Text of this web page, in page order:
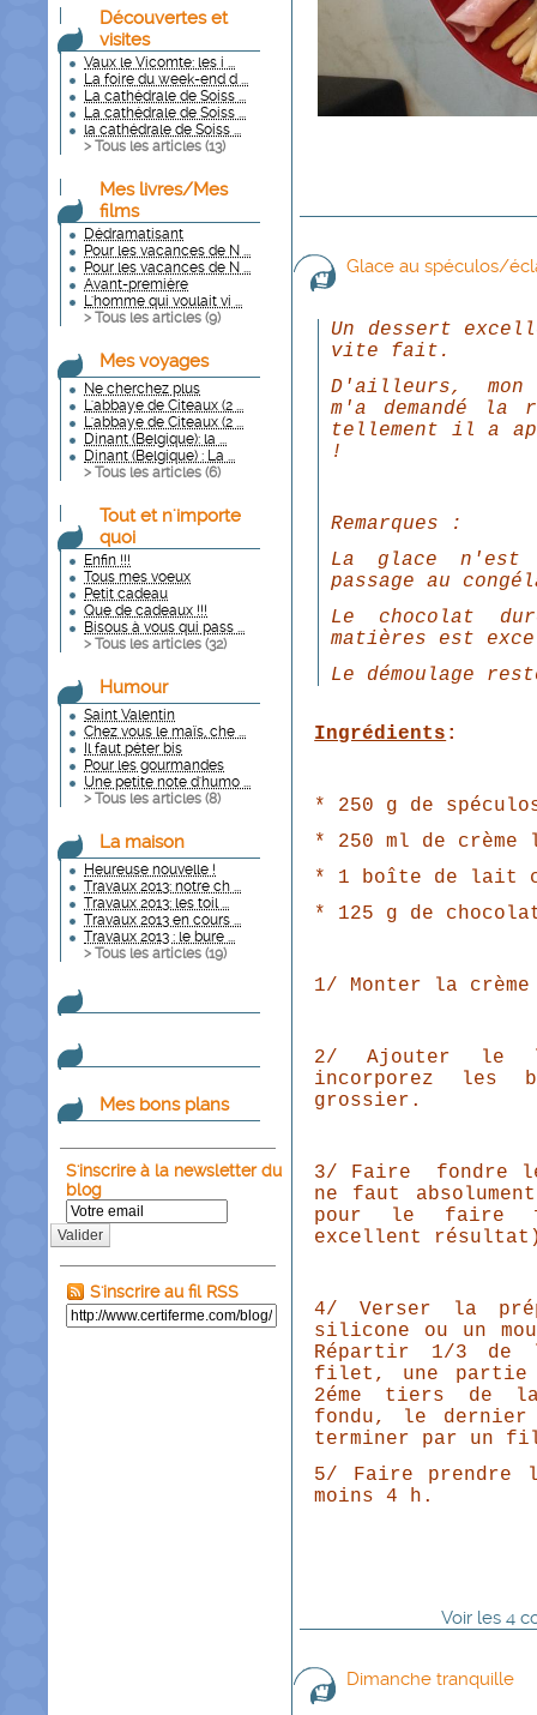
Découvertes et
visites
Vaux le Vicomte: les i ...
La foire du week-end d ...
La cathédrale de Soiss ...
La cathédrale de Soiss ...
la cathédrale de Soiss ...
> Tous les articles (13)
Mes livres/Mes
films
Dédramatisant
Pour les vacances de N ...
Pour les vacances de N ...
Avant-première
L'homme qui voulait vi ...
> Tous les articles (9)
Mes voyages
Ne cherchez plus
L'abbaye de Citeaux (2 ...
L'abbaye de Citeaux (2 ...
Dinant (Belgique): la ...
Dinant (Belgique) : La ...
> Tous les articles (6)
Tout et n'importe
quoi
Enfin !!!
Tous mes voeux
Petit cadeau
Que de cadeaux !!!
Bisous à vous qui pass ...
> Tous les articles (32)
Humour
Saint Valentin
Chez vous le maïs, che ...
Il faut péter bis
Pour les gourmandes
Une petite note d'humo ...
> Tous les articles (8)
La maison
Heureuse nouvelle !
Travaux 2013: notre ch ...
Travaux 2013: les toil ...
Travaux 2013 en cours ...
Travaux 2013 : le bure ...
> Tous les articles (19)
Mes bons plans
S'inscrire à la newsletter du
blog
Valider
S'inscrire au fil RSS
Glace au spéculos/
Un dessert
vite fait.
D'ailleurs,
m'a demandé la
tellement il a
!
Remarques :
La glace n'est
passage au
Le chocolat
matières est
Le démoulage
Ingrédients :
* 250 g de
* 250 ml de
* 1 boîte de lait
* 125 g de
1/ Monter la
2/ Ajouter le
incorporez les
grossier.
3/ Faire fondre
ne faut
pour le faire
excellent
4/ Verser la
silicone ou un
Répartir 1/3 de
filet, une partie
2éme tiers de
fondu, le
terminer par un
5/ Faire prendre
moins 4 h.
Voir les 4
Dimanche tranquille